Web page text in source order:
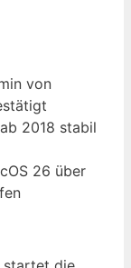
von
2018 stabil
26 über